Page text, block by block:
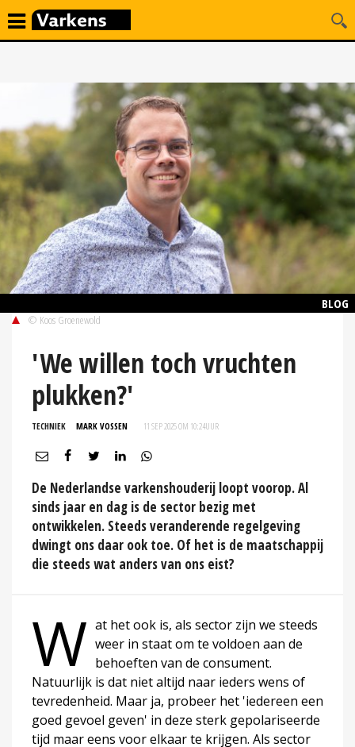
BLOG
© Koos Groenewold
'We willen toch vruchten
plukken?'
TECHNIEK MARK VOSSEN 11 SEP 2025 OM 10:24UUR
De Nederlandse varkenshouderij loopt voorop. Al
sinds jaar en dag is de sector bezig met
ontwikkelen. Steeds veranderende regelgeving
dwingt ons daar ook toe. Of het is de maatschappij
die steeds wat anders van ons eist?
W at het ook is, als sector zijn we steeds
weer in staat om te voldoen aan de
behoeften van de consument.
Natuurlijk is dat niet altijd naar ieders wens of
tevredenheid. Maar ja, probeer het 'iedereen een
goed gevoel geven' in deze sterk gepolariseerde
tijd maar eens voor elkaar te krijgen. Als sector